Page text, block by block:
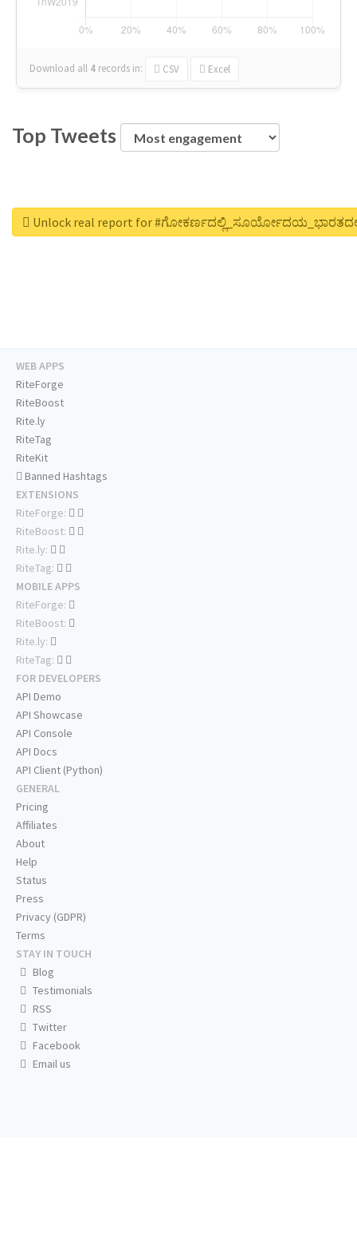
Download all 4 records in: CSV Excel
Top Tweets
Unlock real report for
WEB APPS
RiteForge
RiteBoost
Rite.ly
RiteTag
RiteKit
Banned Hashtags
EXTENSIONS
RiteForge:
RiteBoost:
Rite.ly:
RiteTag:
MOBILE APPS
RiteForge:
RiteBoost:
Rite.ly:
RiteTag:
FOR DEVELOPERS
API Demo
API Showcase
API Console
API Docs
API Client (Python)
GENERAL
Pricing
Affiliates
About
Help
Status
Press
Privacy (GDPR)
Terms
STAY IN TOUCH
Blog
Testimonials
RSS
Twitter
Facebook
Email us